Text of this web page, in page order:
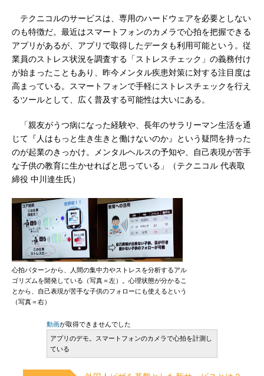
テクニコルのサービスは、専用のハードウェアを必要としない
のも特徴だ。最近はスマートフォンのカメラで心拍を把握できる
アプリがあるが、アプリで取得したデータも利用可能という。従
業員のストレス状況を調査する「ストレスチェック」の義務付け
が始まったこともあり、昨今メンタル疾患対策に対する注目度は
高まっている。スマートフォンで手軽にストレスチェックを行え
るツールとして、広く普及する可能性は大いにある。
「親友がうつ病になった経験や、長年のサラリーマン生活を通
じて『人はもっと生き生きと働けないのか』という疑問を持った
のが起業のきっかけ。メンタルヘルスの予知や、自己表現が苦手
な子供の教育に生かせればと思っている」（テクニコル 代表取
締役 中川達生氏）
心拍パターンから、人間の集中力やストレスを分析するアル
ゴリズムを開発している（写真＝左）。心理状態が分かるこ
とから、自己表現が苦手な子供のフォローにも使えるという
（写真＝右）
動画が取得できませんでした
アプリのデモ。スマートフォンのカメラで心拍を計測し
ている